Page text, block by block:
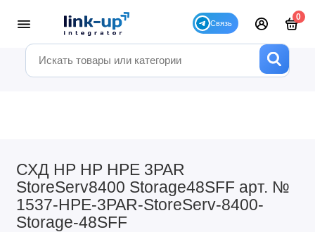
0
СХД HP HP HPE 3PAR
StoreServ8400 Storage48SFF арт. №
1537-HPE-3PAR-StoreServ-8400-
Storage-48SFF